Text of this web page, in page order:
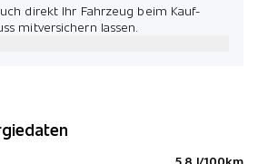
direkt Ihr Fahrzeug beim Kauf-
mitversichern lassen.